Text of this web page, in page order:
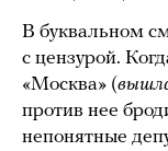
В буквальном
с цензурой.
«Москва» (
против нее
непонятные